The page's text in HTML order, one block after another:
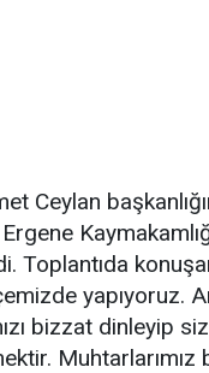
Ceylan
Toplantıda
yapıyoruz.
bizzat dinleyip
Muhtarlarımız